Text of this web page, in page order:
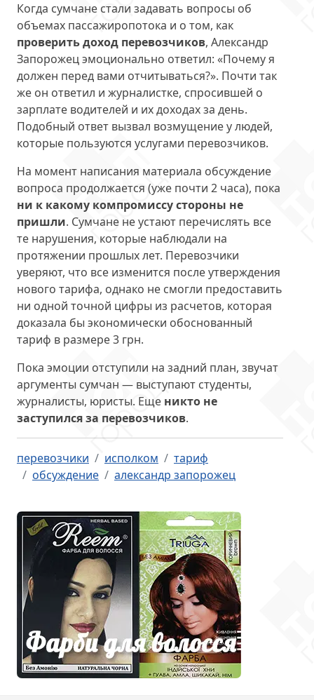
Когда сумчане стали задавать вопросы об
объемах пассажиропотока и о том, как
проверить доход перевозчиков, Александр
Запорожец эмоционально ответил: «Почему я
должен перед вами отчитываться?». Почти так
же он ответил и журналистке, спросившей о
зарплате водителей и их доходах за день.
Подобный ответ вызвал возмущение у людей,
которые пользуются услугами перевозчиков.
На момент написания материала обсуждение
вопроса продолжается (уже почти 2 часа), пока
ни к какому компромиссу стороны не
пришли. Сумчане не устают перечислять все
те нарушения, которые наблюдали на
протяжении прошлых лет. Перевозчики
уверяют, что все изменится после утверждения
нового тарифа, однако не смогли предоставить
ни одной точной цифры из расчетов, которая
доказала бы экономически обоснованный
тариф в размере 3 грн.
Пока эмоции отступили на задний план, звучат
аргументы сумчан — выступают студенты,
журналисты, юристы. Еще никто не
заступился за перевозчиков.
перевозчики исполком
тариф
обсуждение
александр запорожец